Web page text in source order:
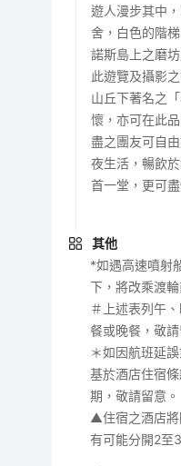
遊人漫步其中
舍，白色的階
諾斯島上之磨
此遊覽及攝影
山丘下著名之
懷，亦可在此
盡之團友可自
夜生活，暢飲
首一堂，更可
其他
*如遇高速噴射
下，將改乘渡
＃上述表列午
餐或晚餐，敬請
＊如因航班延
基於酒店住宿
期，敬請留意。
▲住宿之酒店將
有可能分開2至